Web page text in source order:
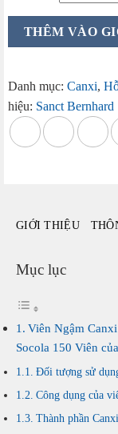
Sanct
Calcium
Vitamin
Viên
Đức
lượng
THÊM VÀO
Danh mục: Canxi,
hiệu: Sanct Bernhard
GIỚI THIỆU
Mục lục
Viên Ngậm
Socola 150 Viên
Đối tượng sử
Công dụng của
Thành phần